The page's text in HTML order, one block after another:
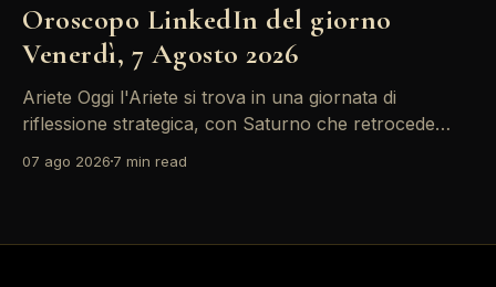
Oroscopo LinkedIn del giorno
Venerdì, 7 Agosto 2026
Ariete Oggi l'Ariete si trova in una giornata di
riflessione strategica, con Saturno che retrocede
riconsiderare il tuo personal brand e l'engagement
07 ago 2026 7 min read